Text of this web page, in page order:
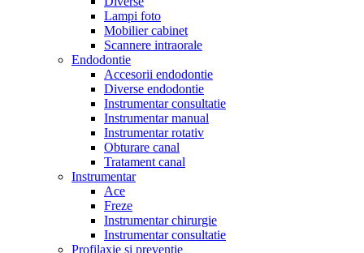
Lampi foto
Mobilier cabinet
Scannere intraorale
Endodontie
Accesorii endodontie
Diverse endodontie
Instrumentar consultatie
Instrumentar manual
Instrumentar rotativ
Obturare canal
Tratament canal
Instrumentar
Ace
Freze
Instrumentar chirurgie
Instrumentar consultatie
Profilaxie si preventie